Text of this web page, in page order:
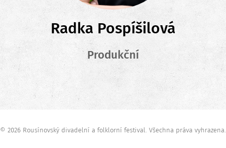
Radka Pospíšilová
Produkční
© 2026 Rousínovský divadelní a folklorní festival. Všechna práva vyhrazena.